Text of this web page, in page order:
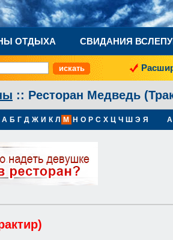
ОТДЫХА СВИДАНИЯ
:: Ресторан Медведь
А Б Г Д Ж И К Л М Н О Р С Х Ц Ч Ш Э Я A